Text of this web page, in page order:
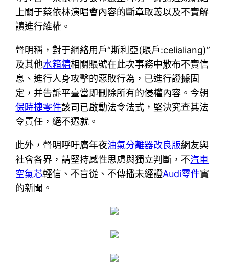
上關于蔡依林演唱會內容的斷章取義以及不實解
讀進行維權。
聲明稱，對于網絡用戶“斯利亞(賬戶:celialiang)”
及其他水箱精相關賬號在此次事務中散布不實信
息、進行人身攻擊的惡敗行為，已進行證據固
定，并告訴平臺當即刪除所有的侵權內容。今朝
保時捷零件該司已啟動法令法式，堅決究查其法
令責任，絕不遷就。
此外，聲明呼吁廣年夜油氣分離器改良版網友與
社會各界，請堅持感性思慮與獨立判斷，不汽車
空氣芯輕信、不盲從、不傳播未經證Audi零件實
的新聞。